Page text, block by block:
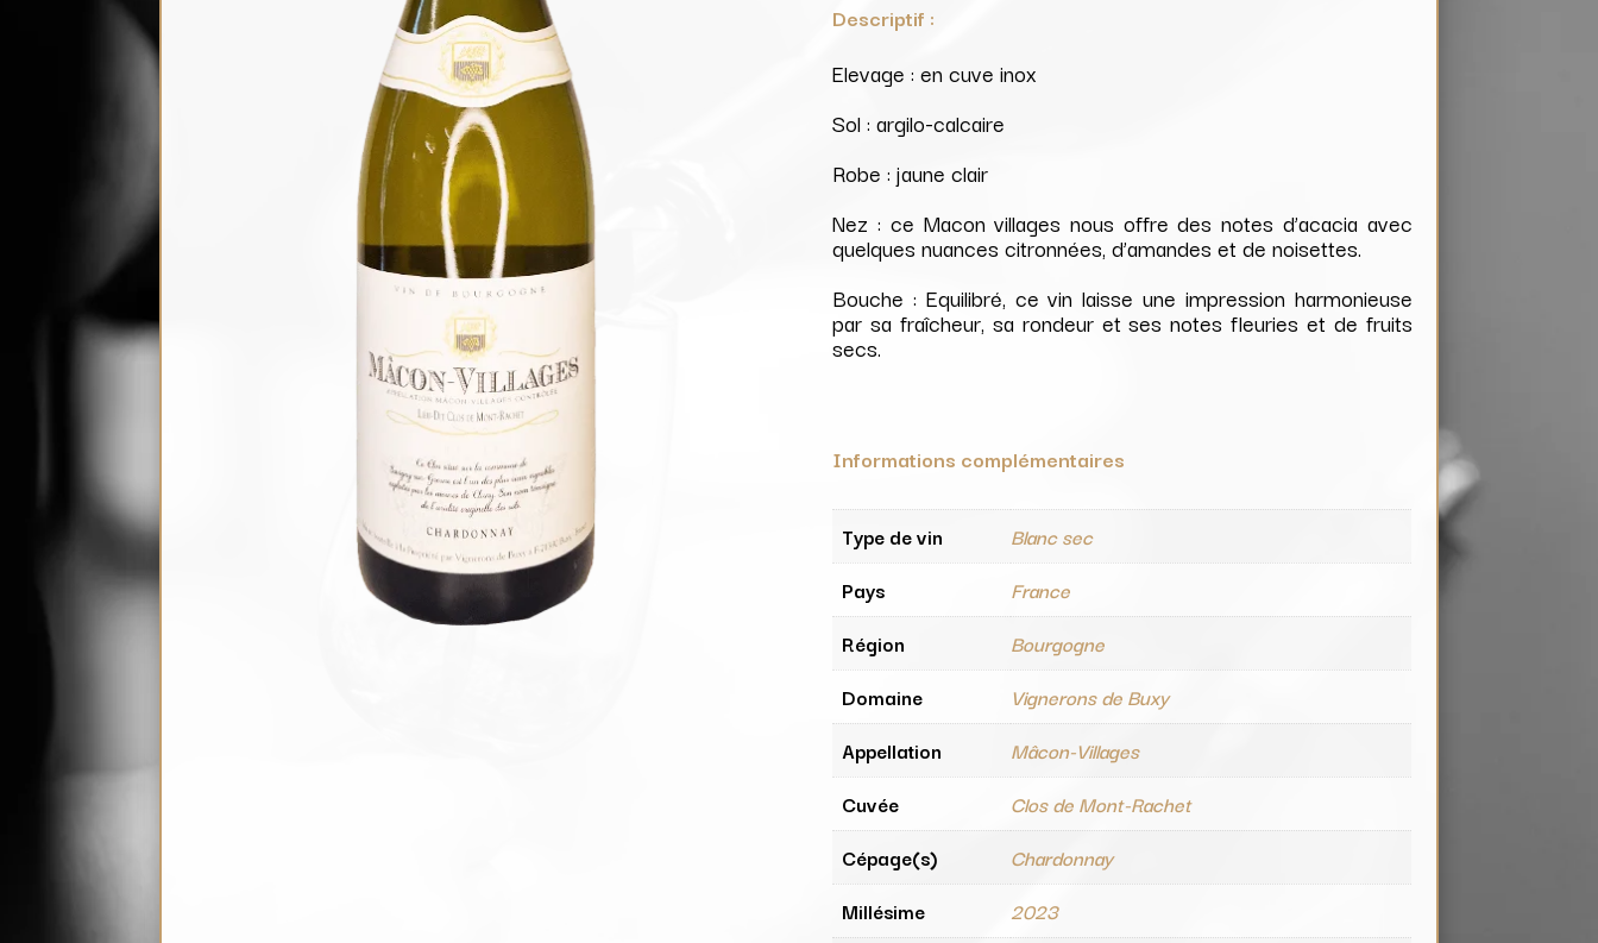
Descriptif :
Elevage : en cuve inox
Sol : argilo-calcaire
Robe : jaune clair
Nez : ce Macon villages nous offre des notes d’acacia avec
quelques nuances citronnées, d’amandes et de noisettes.
Bouche : Equilibré, ce vin laisse une impression harmonieuse
par sa fraîcheur, sa rondeur et ses notes fleuries et de fruits
secs.
Informations complémentaires
Type de vin
Blanc sec
Pays
France
Région
Bourgogne
Domaine
Vignerons de Buxy
Appellation
Mâcon-Villages
Cuvée
Clos de Mont-Rachet
Cépage(s)
Chardonnay
Millésime
2023